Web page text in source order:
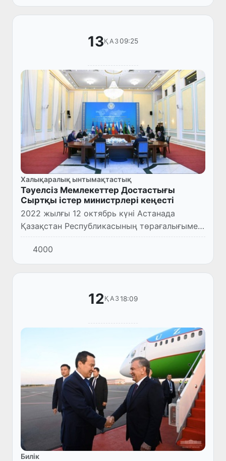
13ҚАЗ09:25
Халықаралық ынтымақтастық
Тәуелсіз Мемлекеттер Достастығы
Сыртқы істер министрлері кеңесті
2022 жылғы 12 октябрь күні Астанада
Қазақстан Республикасының төрағалығымен
Тәуелсіз Мемлекеттер Достастығы Сыртқы
істер министрлері Кеңесінің кезекті
жиналысы өтті.
4000
12ҚАЗ18:09
Билік